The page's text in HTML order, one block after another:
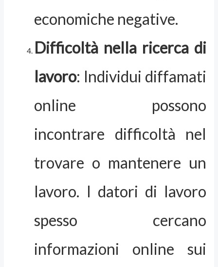
economiche negative.
Difficoltà nella ricerca di
lavoro: Individui diffamati
online possono
incontrare difficoltà nel
trovare o mantenere un
lavoro. I datori di lavoro
spesso cercano
informazioni online sui